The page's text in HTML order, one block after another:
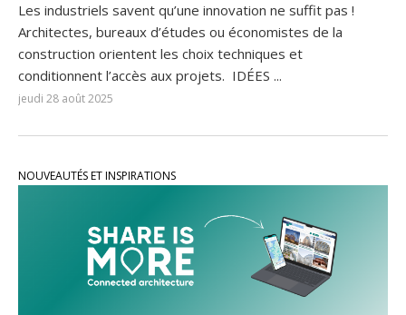
Les industriels savent qu’une innovation ne suffit pas !
Architectes, bureaux d’études ou économistes de la
construction orientent les choix techniques et
conditionnent l’accès aux projets. IDÉES ...
jeudi 28 août 2025
NOUVEAUTÉS ET INSPIRATIONS